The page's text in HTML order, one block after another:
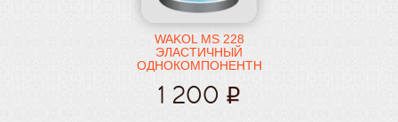
WAKOL MS 228
ЭЛАСТИЧНЫЙ
ОДНОКОМПОНЕНТНЫЙ
НА ОСНОВЕ
СИЛАНА
1 200